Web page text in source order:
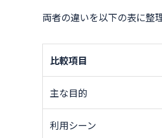
両者の違いを以下の表に整
比較項目
主な目的
利用シーン